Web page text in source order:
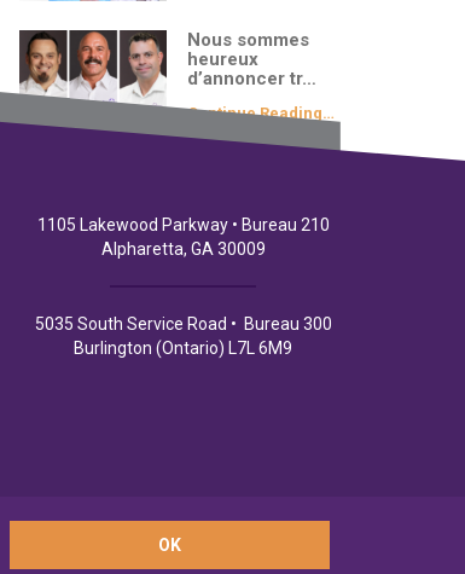
Nous sommes
heureux
d’annoncer tr…
Continue Reading…
1105 Lakewood Parkway • Bureau 210
Alpharetta, GA 30009
5035 South Service Road • Bureau 300
Burlington (Ontario) L7L 6M9
OK